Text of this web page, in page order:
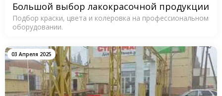
Большой выбор лакокрасочной продукции
Подбор краски, цвета и колеровка на профессиональном
оборудовании.
03 Апреля 2025